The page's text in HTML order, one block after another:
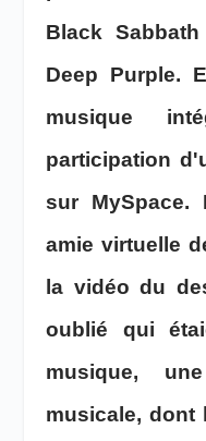
Black
Deep Purple.
musique
participation
sur MySpace.
amie virtuelle
la vidéo du
oublié qui
musique,
musicale, dont